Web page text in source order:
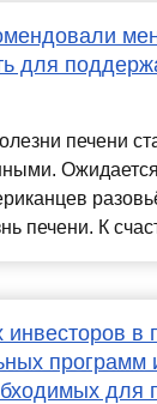
для
печени
печени. К
инвесторов в
программ
для